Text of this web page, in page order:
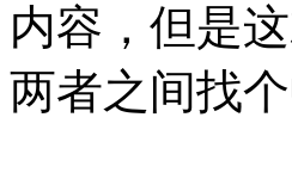
内容，但是
两者之间找